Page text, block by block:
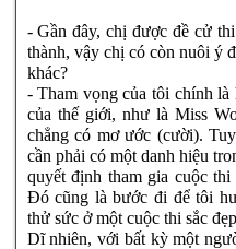
- Gần đây, chị được đề cử
thành, vậy chị có còn nuôi ý
khác?
- Tham vọng của tôi chính là
của thế giới, như là Miss
chẳng có mơ ước (cười).
cần phải có một danh hiệu
quyết định tham gia cuộc
Đó cũng là bước đi để tôi
thử sức ở một cuộc thi sắc
Dĩ nhiên, với bất kỳ một